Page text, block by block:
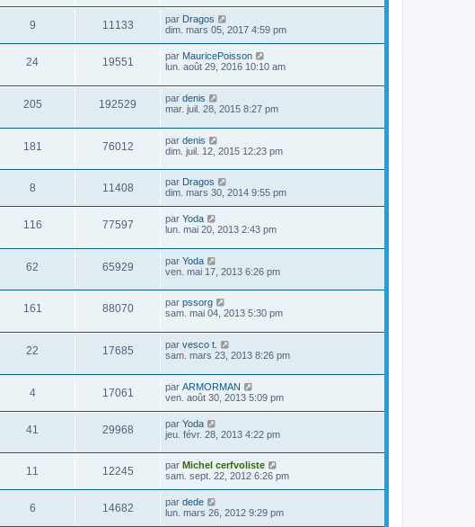
9 11133 par Dragos
dim. mars 05, 2017 4:59 pm
24 19551 par MauricePoisson
lun. août 29, 2016 10:10 am
205 192529 par denis
mar. juil. 28, 2015 8:27 pm
181 76012 par denis
dim. juil. 12, 2015 12:23 pm
8 11408 par Dragos
dim. mars 30, 2014 9:55 pm
116 77597 par Yoda
lun. mai 20, 2013 2:43 pm
62 65929 par Yoda
ven. mai 17, 2013 6:26 pm
161 88070 par pssorg
sam. mai 04, 2013 5:30 pm
22 17685 par vesco t.
sam. mars 23, 2013 8:26 pm
4 17061 par ARMORMAN
ven. août 30, 2013 5:09 pm
41 29968 par Yoda
jeu. févr. 28, 2013 4:22 pm
11 12245 par Michel cerfvoliste
sam. sept. 22, 2012 6:26 pm
6 14682 par dede
lun. mars 26, 2012 9:29 pm